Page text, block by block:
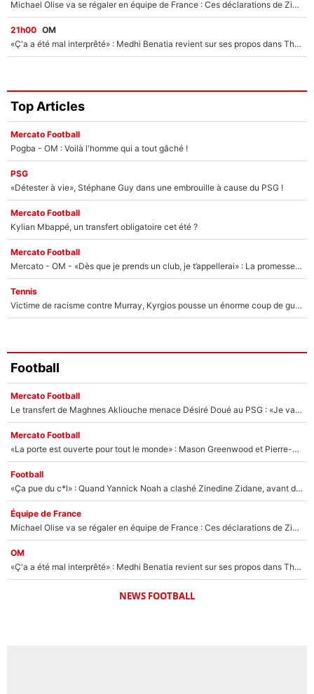
Michael Olise va se régaler en équipe de France : Ces déclarations de Zinedine Zidane qui prouvent qu'il va tout miser sur la star du Bayern Munich !
21h00 OM
«Ç'a a été mal interprêté» : Medhi Benatia revient sur ses propos dans The Bridge et précise ses conditions pour rejoindre le PSG !
Top Articles
Mercato Football
Pogba - OM : Voilà l'homme qui a tout gâché !
PSG
«Détester à vie», Stéphane Guy dans une embrouille à cause du PSG !
Mercato Football
Kylian Mbappé, un transfert obligatoire cet été ?
Mercato Football
Mercato - OM - «Dès que je prends un club, je t’appellerai» : La promesse de Marcelino au moment de claquer la porte
Tennis
Victime de racisme contre Murray, Kyrgios pousse un énorme coup de gueule !
Football
Mercato Football
Le transfert de Maghnes Akliouche menace Désiré Doué au PSG : «Je valide à 200%»
Mercato Football
«La porte est ouverte pour tout le monde» : Mason Greenwood et Pierre-Emerick Aubameyang ont quitté l'OM, Amine Gouiri balance sur la suite du mercato et sur la réaction du vestiaire !
Football
«Ça pue du c*l» : Quand Yannick Noah a clashé Zinedine Zidane, avant de se faire recadrer par le nouveau sélectionneur de l'équipe de France !
Équipe de France
Michael Olise va se régaler en équipe de France : Ces déclarations de Zinedine Zidane qui prouvent qu'il va tout miser sur la star du Bayern Munich !
OM
«Ç'a a été mal interprêté» : Medhi Benatia revient sur ses propos dans The Bridge et précise ses conditions pour rejoindre le PSG !
NEWS FOOTBALL